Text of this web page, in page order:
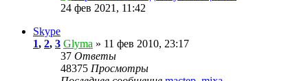
24 фев 2021, 11:42
Skype
1, 2, 3 Glyma » 11 фев 2010, 23:17
37 Ответы
48375 Просмотры